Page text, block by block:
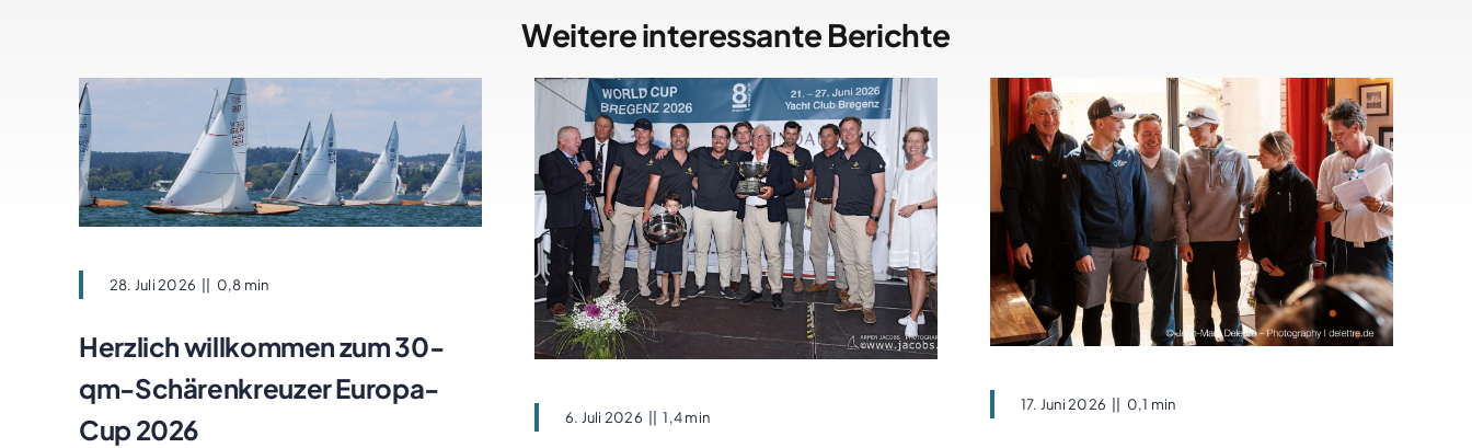
Weitere interessante Berichte
28. Juli 2026 0,8 min
Herzlich willkommen zum 30-
qm-Schärenkreuzer Europa-
Cup 2026
6. Juli 2026 1,4 min
17. Juni 2026 0,1 min